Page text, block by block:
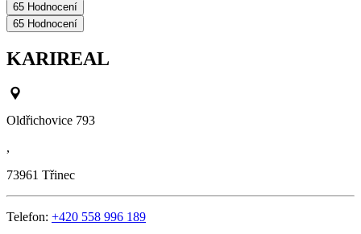
65 Hodnocení
65 Hodnocení
KARIREAL
Oldřichovice 793
,
73961 Třinec
Telefon: +420 558 996 189